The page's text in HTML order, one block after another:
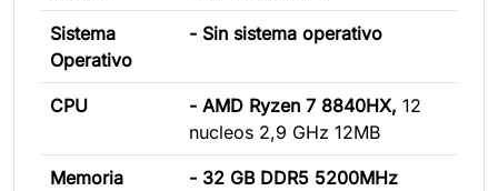
Sistema
Operativo
- Sin sistema operativo
CPU - AMD Ryzen 7 8840HX, 12
nucleos 2,9 GHz 12MB
Memoria
- 32 GB DDR5 5200MHz